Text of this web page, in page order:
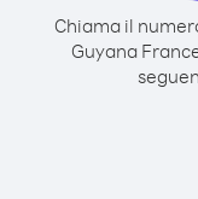
Chiama il
Guyana